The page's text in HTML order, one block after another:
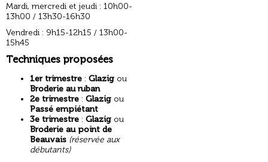
Mardi, mercredi et jeudi : 10h00-
13h00 / 13h30-16h30
Vendredi : 9h15-12h15 / 13h00-
15h45
Techniques proposées
1er trimestre : Glazig ou
Broderie au ruban
2e trimestre : Glazig ou
Passé empiétant
3e trimestre : Glazig ou
Broderie au point de
Beauvais (réservée aux
débutants)